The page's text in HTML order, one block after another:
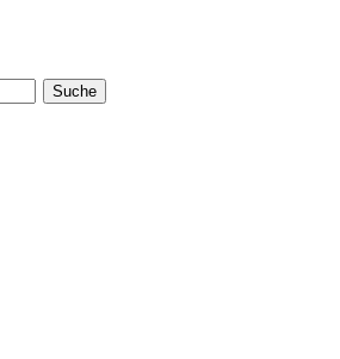
Suche